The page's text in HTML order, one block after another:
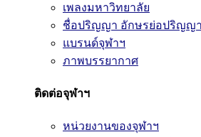
เพลงมหาวิทยาลัย
ชื่อปริญญา อักษรย่อปริญญา
แบรนด์จุฬาฯ
ภาพบรรยากาศ
ติดต่อจุฬาฯ
หน่วยงานของจุฬาฯ